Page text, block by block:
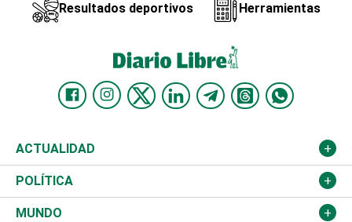
Resultados deportivos Herramientas
ACTUALIDAD
Nacional
Ciudad
POLÍTICA
Partidos
MUNDO